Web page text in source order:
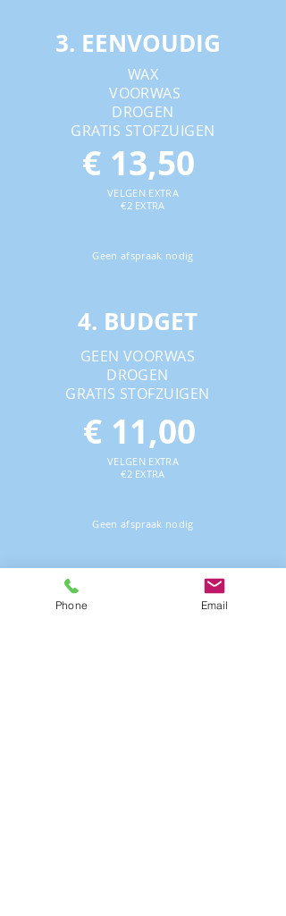
3. EENVOUDIG
WAX
VOORWAS
DROGEN
GRATIS STOFZUIGEN
€ 13,50
VELGEN EXTRA
€2 EXTRA
Geen afspraak nodig
4. BUDGET
GEEN VOORWAS
DROGEN
GRATIS STOFZUIGEN
€ 11,00
VELGEN EXTRA
€2 EXTRA
Geen afspraak nodig
Phone Email